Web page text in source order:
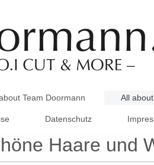
Team Doormann All
Datenschutz
Haare und